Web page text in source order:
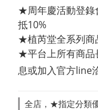
★周年慶活動登錄
抵10%
★植芮堂全系列商
★平台上所有商品
息或加入官方line
全店，★指定分類